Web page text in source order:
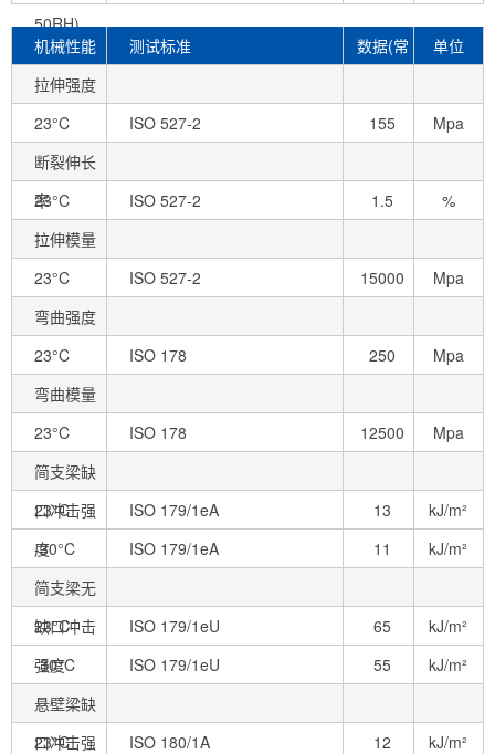
50RH)
机械性能 测试标准
数据(常
单位
拉伸强度
23°C
ISO 527-2 155
Mpa
断裂伸长
率
23°C ISO 527-2 1.5
%
拉伸模量
23°C
ISO 527-2 15000
Mpa
弯曲强度
23°C
ISO 178 250
Mpa
弯曲模量
23°C
ISO 178 12500
Mpa
简支梁缺
口冲击强
度
23°C ISO 179/1eA 13
kJ/m²
-30°C
ISO 179/1eA 11
kJ/m²
简支梁无
缺口冲击
强度
23°C ISO 179/1eU 65
kJ/m²
-30°C
ISO 179/1eU 55
kJ/m²
悬壁梁缺
口冲击强
23°C ISO 180/1A 12
kJ/m²